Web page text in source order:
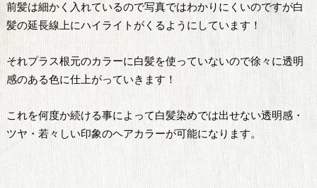
前髪は細かく入れているので写真ではわかりにくいのですが白
髪の延長線上にハイライトがくるようにしています！
それプラス根元のカラーに白髪を使っていないので徐々に透明
感のある色に仕上がっていきます！
これを何度か続ける事によって白髪染めでは出せない透明感・
ツヤ・若々しい印象のヘアカラーが可能になります。